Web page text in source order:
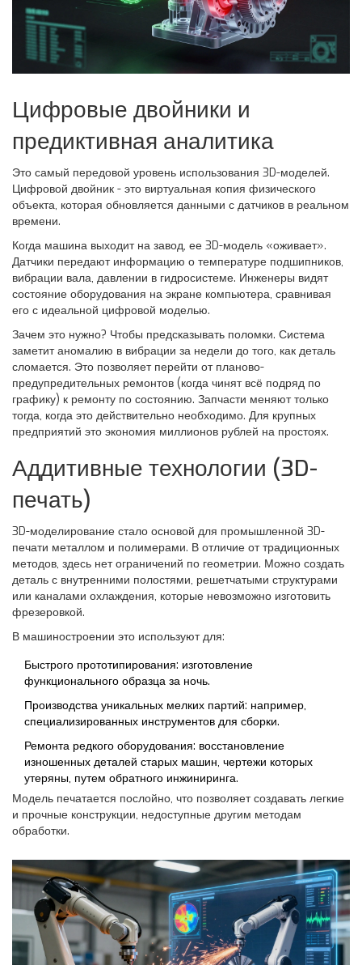
Цифровые двойники и
предиктивная аналитика
Это самый передовой уровень использования 3D-моделей.
Цифровой двойник - это виртуальная копия физического
объекта, которая обновляется данными с датчиков в реальном
времени.
Когда машина выходит на завод, ее 3D-модель «оживает».
Датчики передают информацию о температуре подшипников,
вибрации вала, давлении в гидросистеме. Инженеры видят
состояние оборудования на экране компьютера, сравнивая
его с идеальной цифровой моделью.
Зачем это нужно? Чтобы предсказывать поломки. Система
заметит аномалию в вибрации за недели до того, как деталь
сломается. Это позволяет перейти от планово-
предупредительных ремонтов (когда чинят всё подряд по
графику) к ремонту по состоянию. Запчасти меняют только
тогда, когда это действительно необходимо. Для крупных
предприятий это экономия миллионов рублей на простоях.
Аддитивные технологии (3D-
печать)
3D-моделирование стало основой для промышленной 3D-
печати металлом и полимерами. В отличие от традиционных
методов, здесь нет ограничений по геометрии. Можно создать
деталь с внутренними полостями, решетчатыми структурами
или каналами охлаждения, которые невозможно изготовить
фрезеровкой.
В машиностроении это используют для:
Быстрого прототипирования: изготовление
функционального образца за ночь.
Производства уникальных мелких партий: например,
специализированных инструментов для сборки.
Ремонта редкого оборудования: восстановление
изношенных деталей старых машин, чертежи которых
утеряны, путем обратного инжиниринга.
Модель печатается послойно, что позволяет создавать легкие
и прочные конструкции, недоступные другим методам
обработки.